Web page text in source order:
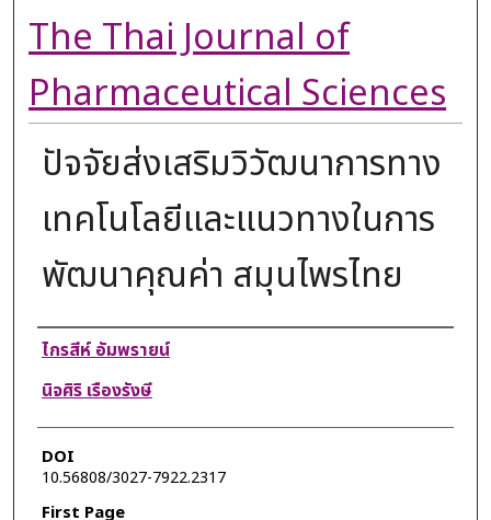
The Thai Journal of
Pharmaceutical Sciences
ปัจจัยส่งเสริมวิวัฒนาการทาง
เทคโนโลยีและแนวทางในการ
พัฒนาคุณค่า สมุนไพรไทย
Authors
ไกรสีห์ อัมพรายน์
นิจศิริ เรืองรังษี
DOI
10.56808/3027-7922.2317
First Page